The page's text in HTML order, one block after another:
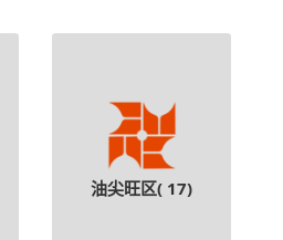
油尖旺区( 17)